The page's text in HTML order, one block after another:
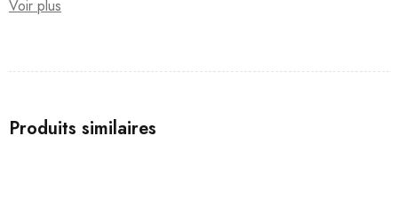
Voir plus
Produits similaires